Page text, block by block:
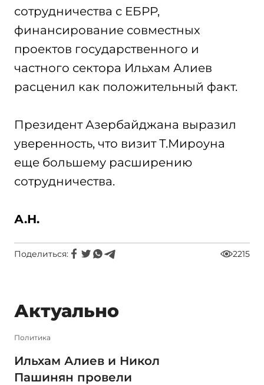
сотрудничества с ЕБРР,
финансирование совместных
проектов государственного и
частного сектора Ильхам Алиев
расценил как положительный факт.
Президент Азербайджана выразил
уверенность, что визит Т.Мироуна
еще большему расширению
сотрудничества.
А.Н.
Поделиться: 2215
Актуально
Политика
Ильхам Алиев и Никол
Пашинян провели